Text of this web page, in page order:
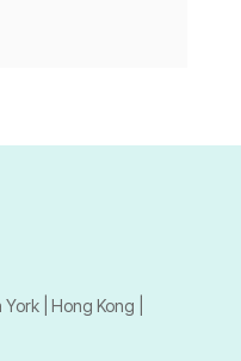
| Hong Kong |